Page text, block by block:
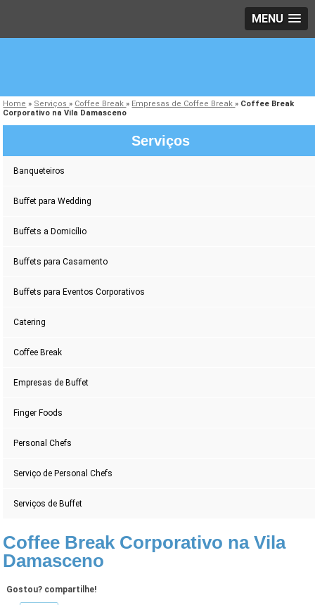
MENU
Home » Serviços» Coffee Break» Empresas de Coffee Break» Coffee Break
Corporativo na Vila Damasceno
Serviços
Banqueteiros
Buffet para Wedding
Buffets a Domicílio
Buffets para Casamento
Buffets para Eventos Corporativos
Catering
Coffee Break
Empresas de Buffet
Finger Foods
Personal Chefs
Serviço de Personal Chefs
Serviços de Buffet
Coffee Break Corporativo na Vila
Damasceno
Gostou? compartilhe!